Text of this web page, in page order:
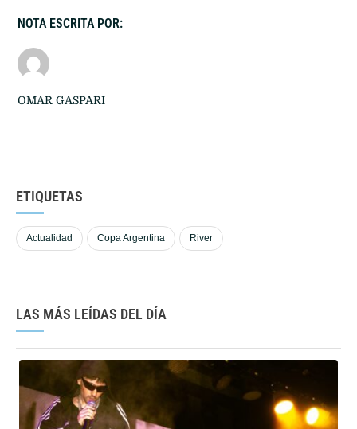
NOTA ESCRITA POR:
OMAR GASPARI
ETIQUETAS
Actualidad Copa Argentina River
LAS MÁS LEÍDAS DEL DÍA